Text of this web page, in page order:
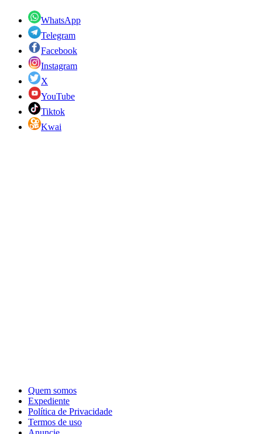
WhatsApp
Telegram
Facebook
Instagram
X
YouTube
Tiktok
Kwai
Quem somos
Expediente
Política de Privacidade
Termos de uso